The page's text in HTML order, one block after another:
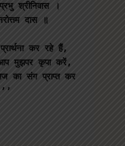
श्रीनिवास ।
दास ॥
कर रहे हैं,
आप मुझपर कृपा करें,
का संग प्राप्त कर